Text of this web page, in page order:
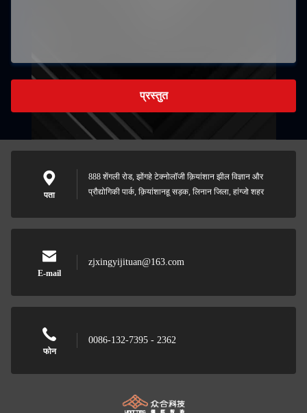
प्रस्तुत
पता
888 शेंगली रोड, झोंगहे टेक्नोलॉजी क़ियांशान झील विज्ञान और
प्रौद्योगिकी पार्क, क़ियांशानहू सड़क, लिनान जिला, हांग्जो शहर
E-mail
zjxingyijituan@163.com
फोन
0086-132-7395 - 2362